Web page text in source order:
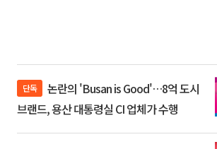
단독
브랜드, 용산 대통령실 CI 업체가 수행